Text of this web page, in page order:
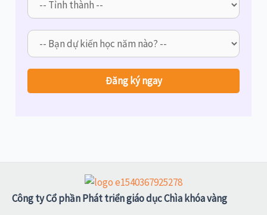
Công ty Cổ phần Phát triển giáo dục Chìa khóa vàng